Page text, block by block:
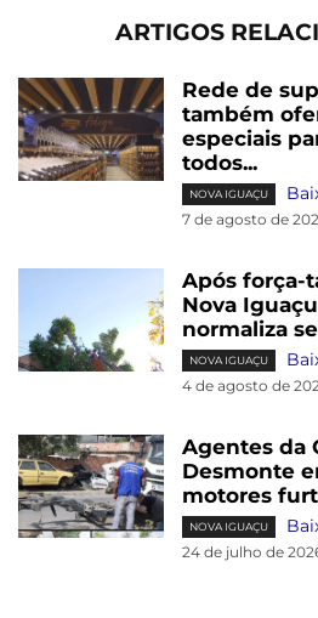
ARTIGOS
Rede de
também
especiais
todos...
NOVA IGUAÇU
7 de agosto de
Após força-
Nova
normaliza
NOVA IGUAÇU
4 de agosto de
Agentes da
Desmonte
motores
NOVA IGUAÇU
24 de julho de